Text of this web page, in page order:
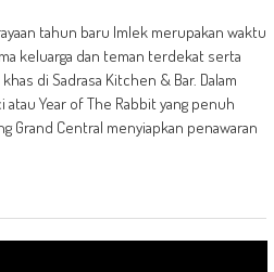
tahun baru Imlek merupakan waktu
keluarga dan teman terdekat serta
di Sadrasa Kitchen & Bar. Dalam
Year of The Rabbit yang penuh
Grand Central menyiapkan penawaran